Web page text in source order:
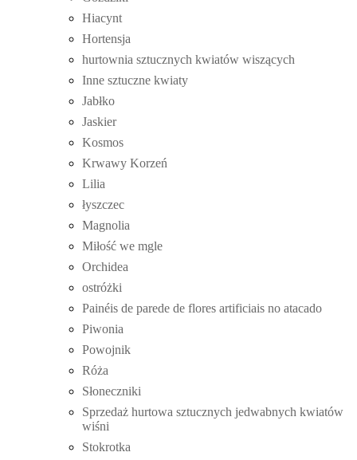
Hiacynt
Hortensja
hurtownia sztucznych kwiatów wiszących
Inne sztuczne kwiaty
Jabłko
Jaskier
Kosmos
Krwawy Korzeń
Lilia
łyszczec
Magnolia
Miłość we mgle
Orchidea
ostróżki
Painéis de parede de flores artificiais no atacado
Piwonia
Powojnik
Róża
Słoneczniki
Sprzedaż hurtowa sztucznych jedwabnych kwiatów
wiśni
Stokrotka